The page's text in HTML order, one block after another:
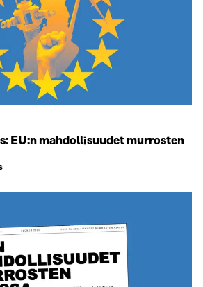
EU:n mahdollisuudet murrosten